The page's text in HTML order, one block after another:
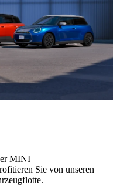
MINI
Sie von unseren